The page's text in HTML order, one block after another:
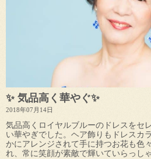
✨ 気品高く華やぐ✨
2018年07月14日
気品高くロイヤルブルーのドレスをセ
い華やぎでした。ヘア飾りもドレスカ
かにアレンジされて手に持つお花も色
れ、常に笑顔が素敵で輝いていらっし